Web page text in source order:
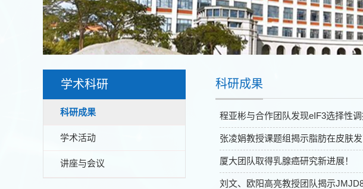
学术科研
科研成果
学术活动
讲座与会议
科研成果
程亚彬与合作团队发现eIF3选择性
张凌娟教授课题组揭示脂肪在皮肤
厦大团队取得乳腺癌研究新进展！
刘文、欧阳高亮教授团队揭示